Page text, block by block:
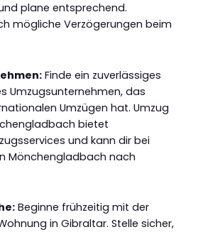
plane entsprechend.
mögliche Verzögerungen beim
Finde ein zuverlässiges
Umzugsunternehmen, das
Umzügen hat. Umzug
bietet
und kann dir bei
Mönchengladbach nach
Beginne frühzeitig mit der
in Gibraltar. Stelle sicher,